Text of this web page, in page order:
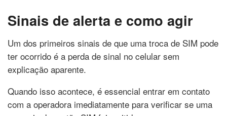
Sinais de alerta e como agir
Um dos primeiros sinais de que uma troca de SIM pode
ter ocorrido é a perda de sinal no celular sem
explicação aparente.
Quando isso acontece, é essencial entrar em contato
com a operadora imediatamente para verificar se uma